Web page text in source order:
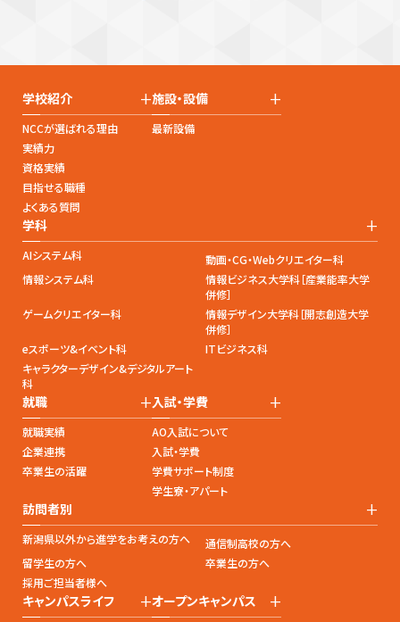
学校紹介 +
NCCが選ばれる理由
実績力
資格実績
目指せる職種
よくある質問
施設・設備 +
最新設備
学科 +
AIシステム科
動画・CG・Webクリエイター科
情報システム科
情報ビジネス大学科［産業能率大学
併修］
ゲームクリエイター科
情報デザイン大学科［開志創造大学
併修］
eスポーツ&イベント科
ITビジネス科
キャラクターデザイン&デジタルアート
科
就職 +
就職実績
企業連携
卒業生の活躍
入試・学費 +
AO入試について
入試・学費
学費サポート制度
学生寮・アパート
訪問者別 +
新潟県以外から進学をお考えの方へ
通信制高校の方へ
留学生の方へ
卒業生の方へ
採用ご担当者様へ
キャンパスライフ +オープンキャンパス +